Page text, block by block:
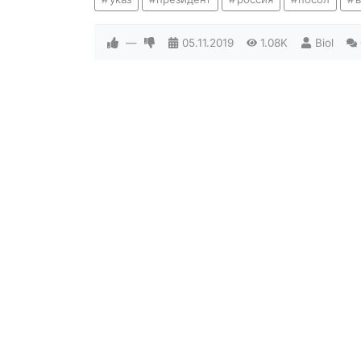
— 05.11.2019 1.08K Biol